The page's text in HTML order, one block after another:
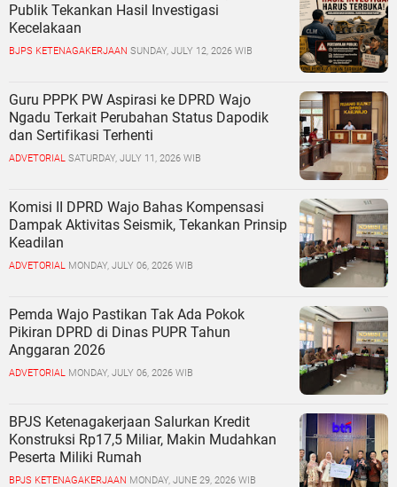
Publik Tekankan Hasil Investigasi
Kecelakaan
BJPS KETENAGAKERJAAN SUNDAY, JULY 12, 2026 WIB
Guru PPPK PW Aspirasi ke DPRD Wajo
Ngadu Terkait Perubahan Status Dapodik
dan Sertifikasi Terhenti
ADVETORIAL SATURDAY, JULY 11, 2026 WIB
Komisi II DPRD Wajo Bahas Kompensasi
Dampak Aktivitas Seismik, Tekankan Prinsip
Keadilan
ADVETORIAL MONDAY, JULY 06, 2026 WIB
Pemda Wajo Pastikan Tak Ada Pokok
Pikiran DPRD di Dinas PUPR Tahun
Anggaran 2026
ADVETORIAL MONDAY, JULY 06, 2026 WIB
BPJS Ketenagakerjaan Salurkan Kredit
Konstruksi Rp17,5 Miliar, Makin Mudahkan
Peserta Miliki Rumah
BPJS KETENAGAKERJAAN MONDAY, JUNE 29, 2026 WIB